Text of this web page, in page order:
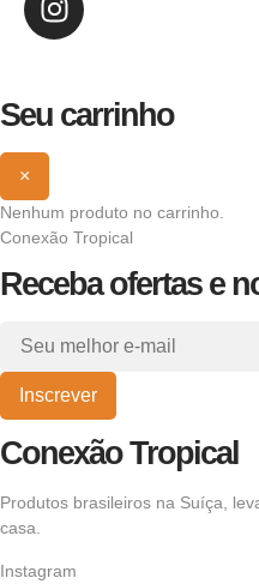
Seu carrinho
×
Nenhum produto no carrinho.
Conexão Tropical
Receba ofertas e
Inscrever
Conexão Tropical
Produtos brasileiros na Suíça,
casa.
Instagram